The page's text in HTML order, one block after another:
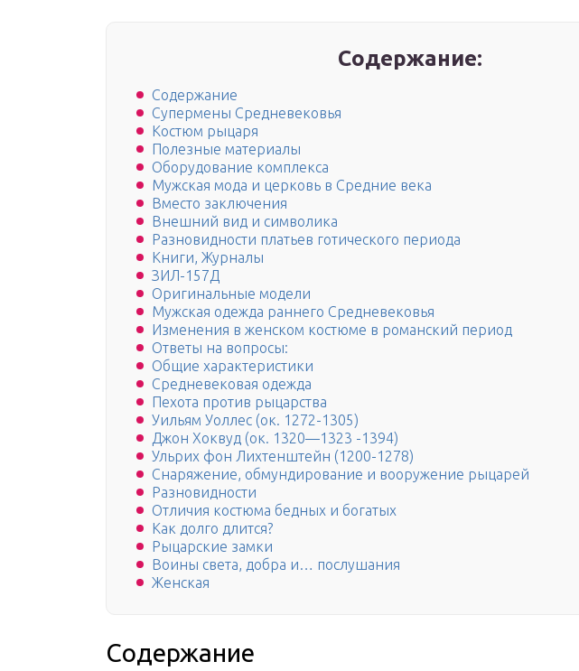
Содержание:
Содержание
Супермены Средневековья
Костюм рыцаря
Полезные материалы
Оборудование комплекса
Мужская мода и церковь в Средние века
Вместо заключения
Внешний вид и символика
Разновидности платьев готического периода
Книги, Журналы
ЗИЛ-157Д
Оригинальные модели
Мужская одежда раннего Средневековья
Изменения в женском костюме в романский период
Ответы на вопросы:
Общие характеристики
Средневековая одежда
Пехота против рыцарства
Уильям Уоллес (ок. 1272-1305)
Джон Хоквуд (ок. 1320—1323 -1394)
Ульрих фон Лихтенштейн (1200-1278)
Снаряжение, обмундирование и вооружение рыцарей
Разновидности
Отличия костюма бедных и богатых
Как долго длится?
Рыцарские замки
Воины света, добра и… послушания
Женская
Содержание